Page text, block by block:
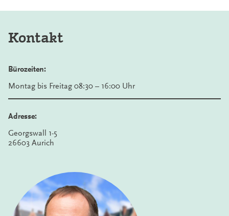
Kontakt
Bürozeiten:
Montag bis Freitag 08:30 – 16:00 Uhr
Adresse:
Georgswall 1-5
26603 Aurich